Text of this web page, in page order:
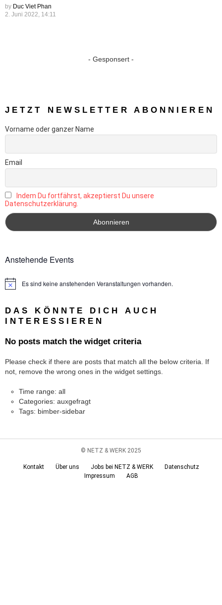
by Duc Viet Phan
2. Juni 2022, 14:11
- Gesponsert -
JETZT NEWSLETTER ABONNIEREN
Vorname oder ganzer Name
Email
Indem Du fortfährst, akzeptierst Du unsere
Datenschutzerklärung.
Anstehende Events
HinweisEs sind keine anstehenden Veranstaltungen vorhanden.
DAS KÖNNTE DICH AUCH
INTERESSIEREN
No posts match the widget criteria
Please check if there are posts that match all the below criteria. If
not, remove the wrong ones in the widget settings.
Time range: all
Categories: auxgefragt
Tags: bimber-sidebar
© NETZ & WERK 2025
Kontakt Über uns Jobs bei NETZ & WERK
Datenschutz
Impressum
AGB